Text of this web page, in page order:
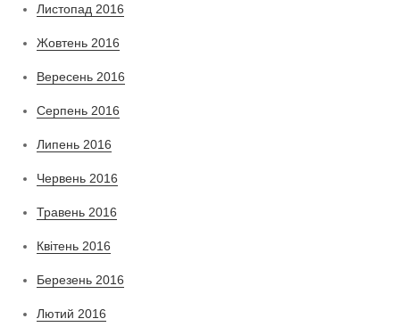
Листопад 2016
Жовтень 2016
Вересень 2016
Серпень 2016
Липень 2016
Червень 2016
Травень 2016
Квітень 2016
Березень 2016
Лютий 2016